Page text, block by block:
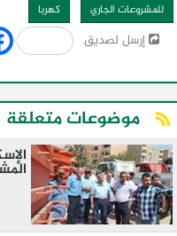
للمشروعات الجاري
كهربا
إرسل لصديقFacebook
موضوعات متعلقة